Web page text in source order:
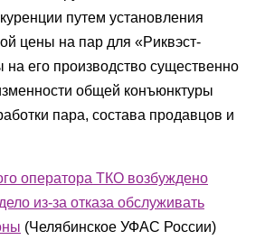
путем установления
цены на пар для «Риквэст-
его производство существенно
общей конъюнктуры
пара, состава продавцов и
оператора ТКО возбуждено
из-за отказа обслуживать
(Челябинское УФАС России)